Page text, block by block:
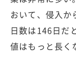
おいて、侵入か
日数は146日だ
値はもっと長く